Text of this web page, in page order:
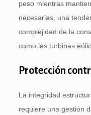
peso mientras
necesarias, una
complejidad de la
como las turbinas
Protección
La integridad
requiere una gestión